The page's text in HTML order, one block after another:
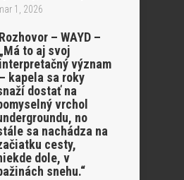
1, 2026
Rozhovor – WAYD –
„Má to aj svoj
interpretačný význam
– kapela sa roky
dostať na
vrchol
no
sa nachádza na
cesty,
dole, v
snehu.“